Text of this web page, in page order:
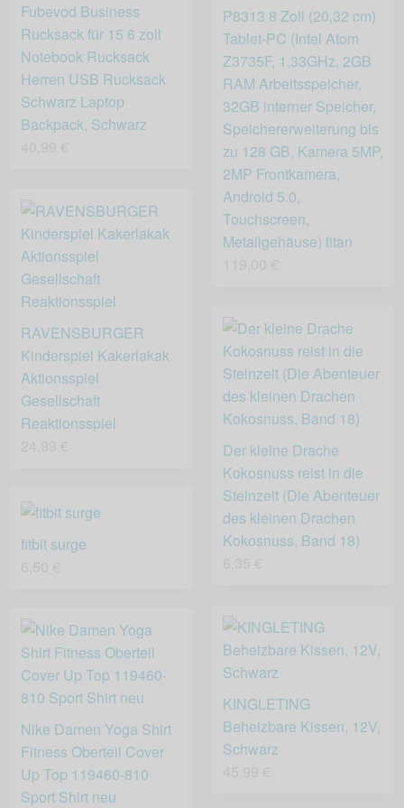
P8313 8 Zoll (20,32 cm)
Tablet-PC (Intel Atom
Z3735F, 1,33GHz, 2GB
RAM Arbeitsspeicher,
32GB interner Speicher,
Speichererweiterung bis
zu 128 GB, Kamera 5MP,
2MP Frontkamera,
Android 5.0,
Touchscreen,
Metallgehäuse) titan
Fubevod Business
Rucksack für 15 6 zoll
Notebook Rucksack
Herren USB Rucksack
Schwarz Laptop
Backpack, Schwarz
RAVENSBURGER
Kinderspiel Kakerlakak
Aktionsspiel
Gesellschaft
Reaktionsspiel
Der kleine Drache
Kokosnuss reist in die
Steinzeit (Die Abenteuer
des kleinen Drachen
Kokosnuss, Band 18)
fitbit surge
KINGLETING
Beheizbare Kissen, 12V,
Schwarz
Nike Damen Yoga Shirt
Fitness Oberteil Cover
Up Top 119460-810
Sport Shirt neu